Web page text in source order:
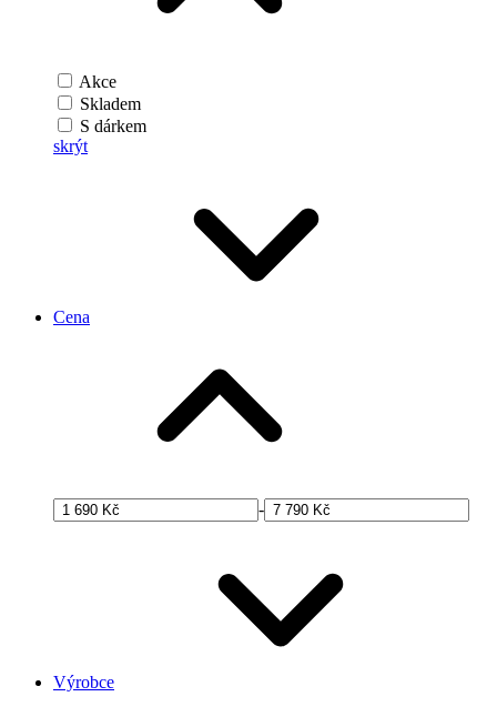
Akce
Skladem
S dárkem
skrýt
Cena
-
Výrobce